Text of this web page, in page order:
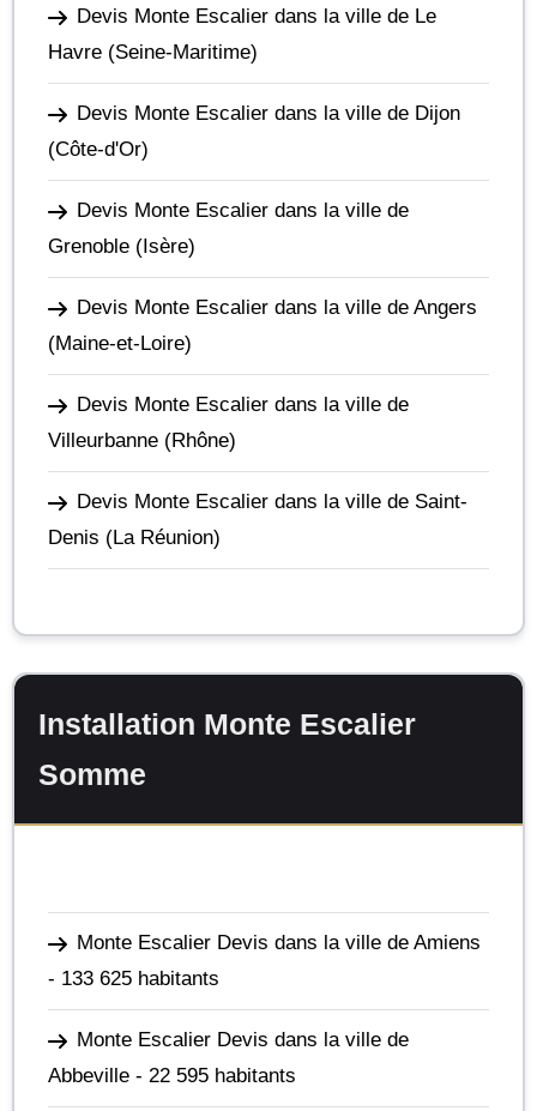
Devis Monte Escalier dans la ville de Le
Havre (Seine-Maritime)
Devis Monte Escalier dans la ville de Dijon
(Côte-d'Or)
Devis Monte Escalier dans la ville de
Grenoble (Isère)
Devis Monte Escalier dans la ville de Angers
(Maine-et-Loire)
Devis Monte Escalier dans la ville de
Villeurbanne (Rhône)
Devis Monte Escalier dans la ville de Saint-
Denis (La Réunion)
Installation Monte Escalier
Somme
Monte Escalier Devis dans la ville de Amiens
- 133 625 habitants
Monte Escalier Devis dans la ville de
Abbeville - 22 595 habitants